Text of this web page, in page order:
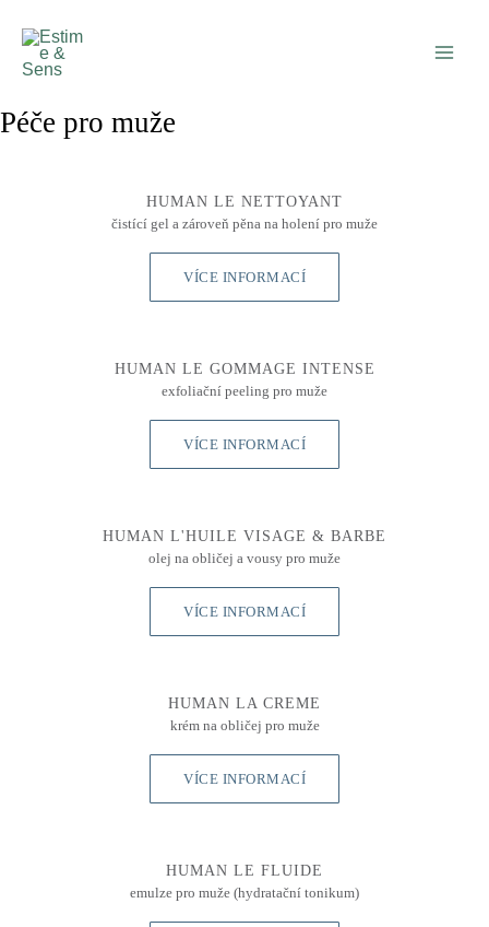
obsah
Menu
Péče pro muže
HUMAN LE NETTOYANT
čistící gel a zároveň pěna na holení pro muže
VÍCE INFORMACÍ
HUMAN LE GOMMAGE INTENSE
exfoliační peeling pro muže
VÍCE INFORMACÍ
HUMAN L'HUILE VISAGE & BARBE
olej na obličej a vousy pro muže
VÍCE INFORMACÍ
HUMAN LA CREME
krém na obličej pro muže
VÍCE INFORMACÍ
HUMAN LE FLUIDE
emulze pro muže (hydratační tonikum)